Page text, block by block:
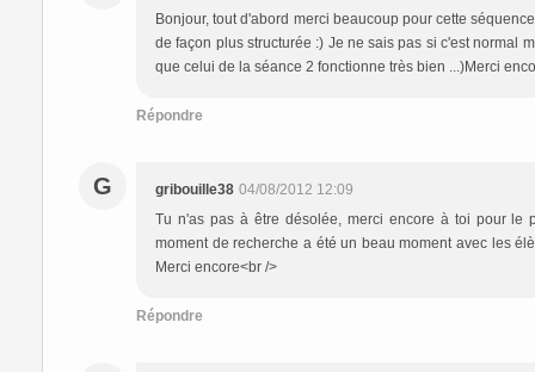
Bonjour, tout d'abord merci beaucoup pour cette
de façon plus structurée :) Je ne sais pas si c'est normal
que celui de la séance 2 fonctionne très bien ...)Merci
Répondre
G gribouille38 04/08/2012 12:09
Tu n'as pas à être désolée, merci encore à toi pour le
moment de recherche a été un beau moment avec les
Merci encore<br />
Répondre